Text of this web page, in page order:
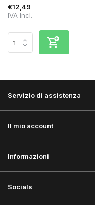
€12,49
IVA Incl.
Servizio di assistenza
Il mio account
Informazioni
Socials